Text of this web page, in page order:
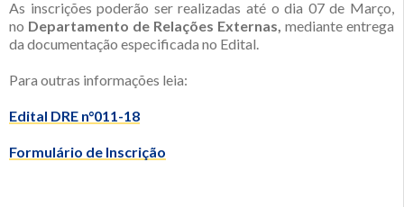
As inscrições poderão ser realizadas até o dia 07 de Março,
no Departamento de Relações Externas, mediante entrega
da documentação especificada no Edital.
Para outras informações leia:
Edital DRE n°011-18
Formulário de Inscrição